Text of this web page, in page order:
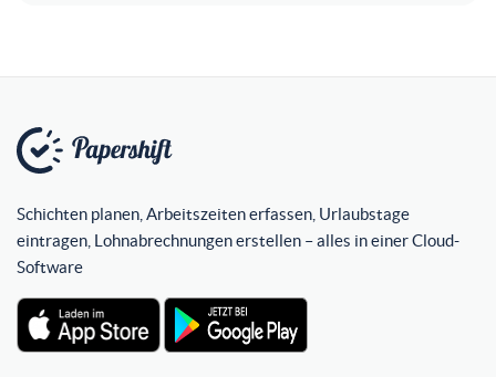
Schichten planen, Arbeitszeiten erfassen, Urlaubstage
eintragen, Lohnabrechnungen erstellen – alles in einer Cloud-
Software